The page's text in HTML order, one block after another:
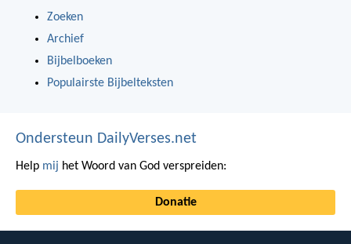
Zoeken
Archief
Bijbelboeken
Populairste Bijbelteksten
Ondersteun DailyVerses.net
Help mij het Woord van God verspreiden:
Donatie